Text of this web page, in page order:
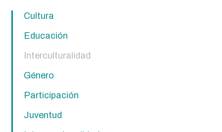
Cultura
Educación
Interculturalidad
Género
Participación
Juventud